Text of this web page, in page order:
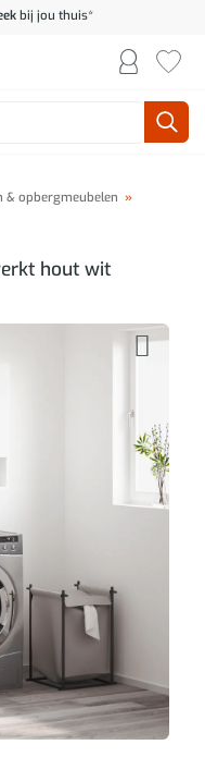
bij jou thuis*
& opbergmeubelen »
hout wit